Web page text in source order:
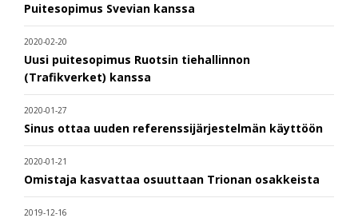
Puitesopimus Svevian kanssa
2020-02-20
Uusi puitesopimus Ruotsin tiehallinnon
(Trafikverket) kanssa
2020-01-27
Sinus ottaa uuden referenssijärjestelmän käyttöön
2020-01-21
Omistaja kasvattaa osuuttaan Trionan osakkeista
2019-12-16